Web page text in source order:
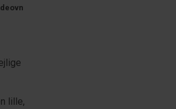
lille,